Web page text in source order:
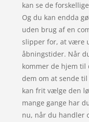
kan se de
Og du kan endda
uden brug af en
slipper for, at være
åbningstider. Når
kommer de hjem til
dem om at sende
kan frit vælge den
mange gange har
nu, når du handler